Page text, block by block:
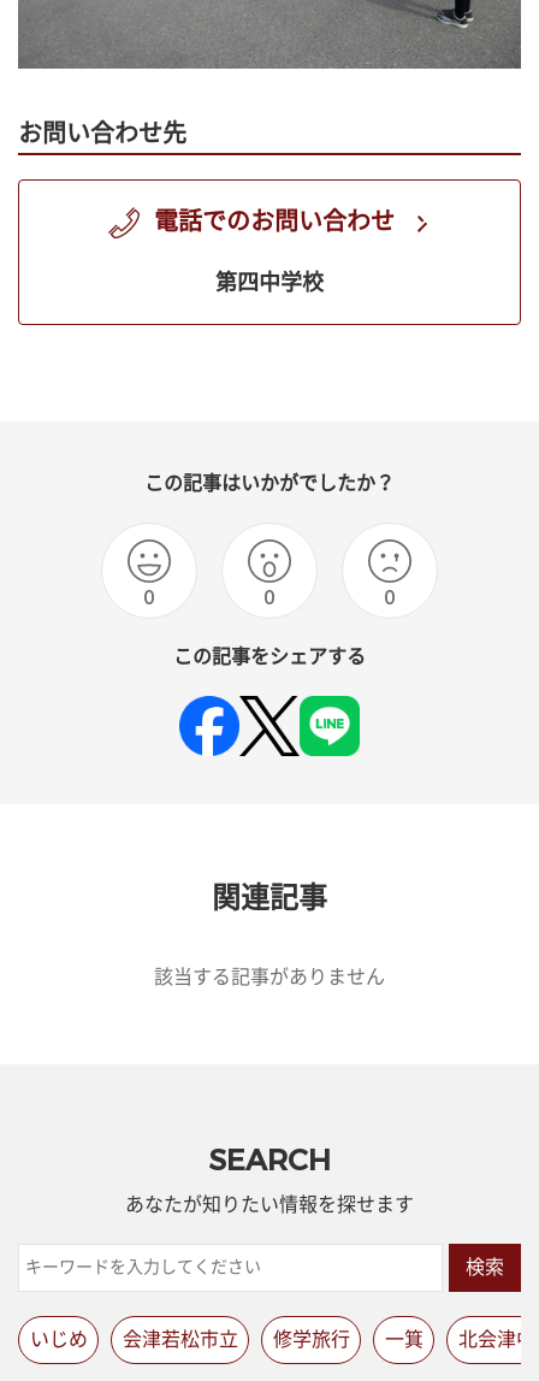
お問い合わせ先
電話でのお問い合わせ
第四中学校
この記事はいかがでしたか？
0 0 0
この記事をシェアする
関連記事
該当する記事がありません
SEARCH
あなたが知りたい情報を探せます
検索
いじめ 会津若松市立 修学旅行 一箕 北会津中